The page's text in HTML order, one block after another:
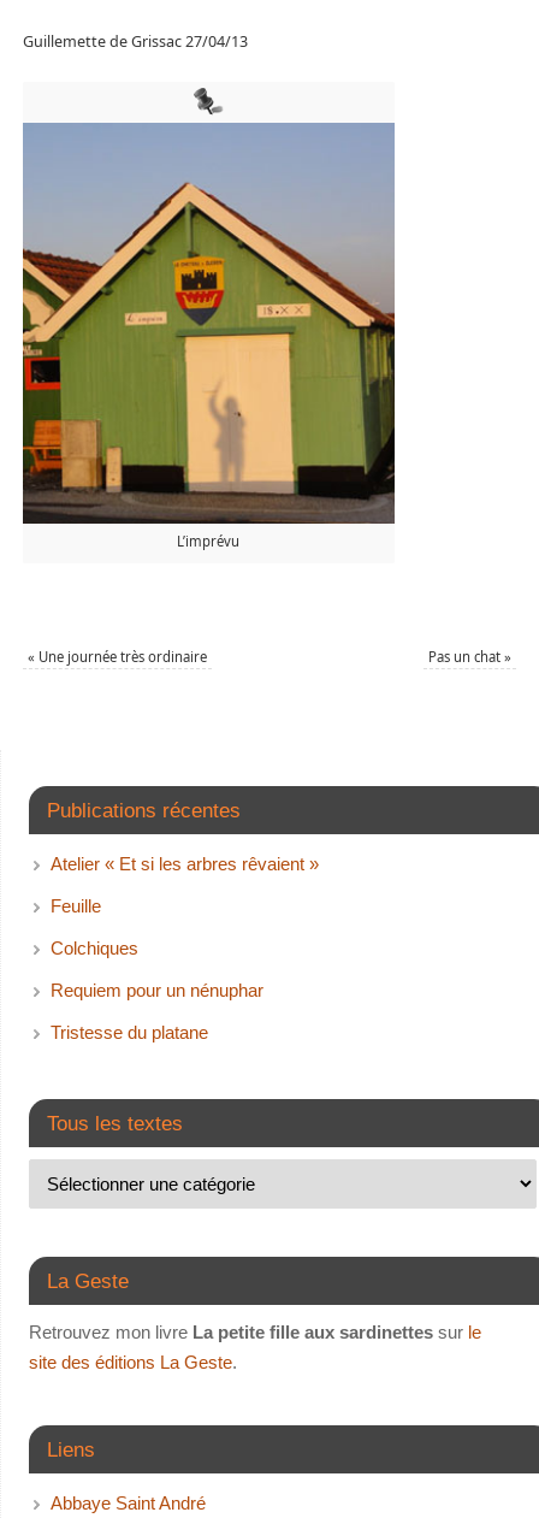
Guillemette de Grissac 27/04/13
L’imprévu
« Une journée très ordinaire Pas un chat»
Publications récentes
Atelier « Et si les arbres rêvaient »
Feuille
Colchiques
Requiem pour un nénuphar
Tristesse du platane
Tous les textes
La Geste
Retrouvez mon livre La petite fille aux sardinettessur le
site des éditions La Geste.
Liens
Abbaye Saint André